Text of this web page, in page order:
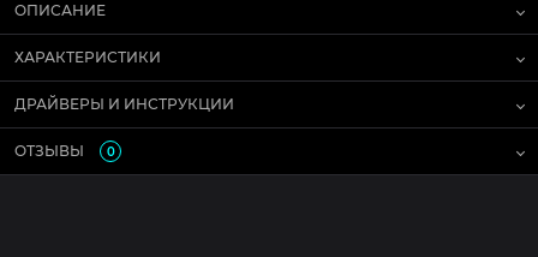
ОПИСАНИЕ
ХАРАКТЕРИСТИКИ
ДРАЙВЕРЫ И ИНСТРУКЦИИ
ОТЗЫВЫ 0